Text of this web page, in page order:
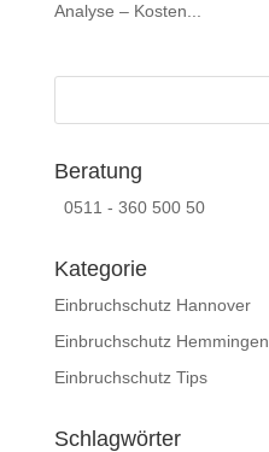
Analyse – Kosten...
Beratung
0511 - 360 500 50
Kategorie
Einbruchschutz Hannover
Einbruchschutz Hemmingen
Einbruchschutz Tips
Schlagwörter